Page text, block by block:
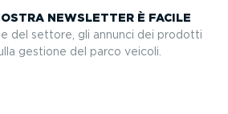
NEWSLETTER È FACILE
del settore, gli annunci dei prodotti
gestione del parco veicoli.